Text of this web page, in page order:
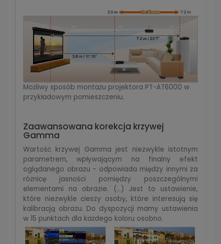
Możliwy sposób montażu projektora PT-AT6000 w
przykładowym pomieszczeniu.
Zaawansowana korekcja krzywej
Gamma
Wartość krzywej Gamma jest niezwykle istotnym
parametrem, wpływającym na finalny efekt
oglądanego obrazu - odpowiada między innymi za
różnicę jasności pomiędzy poszczególnymi
elementami na obrazie. (…) Jest to ustawienie,
które niezwykle cieszy osoby, które interesują się
kalibracją obrazu. Do dyspozycji mamy ustawienia
w 15 punktach dla każdego koloru osobno.